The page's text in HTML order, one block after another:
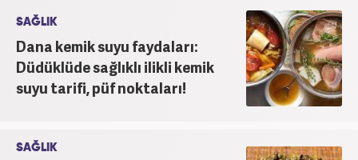
SAĞLIK
Dana kemik suyu faydaları:
Düdüklüde sağlıklı ilikli kemik
suyu tarifi, püf noktaları!
SAĞLIK